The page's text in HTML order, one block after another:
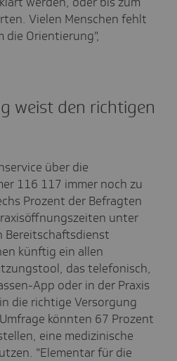
Vielen Menschen fehlt
die Orientierung",
weist den richtigen
über die
116 117 immer noch zu
Prozent der Befragten
unter
Bereitschaftsdienst
künftig ein allen
das telefonisch,
App oder in der Praxis
die richtige Versorgung
könnten 67 Prozent
eine medizinische
"Elementar für die